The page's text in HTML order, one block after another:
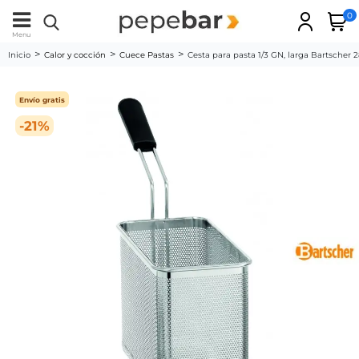
Menu
0
Inicio Calor y cocción Cuece Pastas Cesta para pasta 1/3 GN, larga Bartscher
-21%
Envío gratis